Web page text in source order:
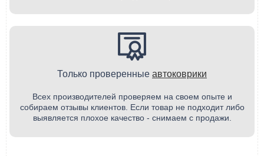
Только проверенные автоковрики
Всех производителей проверяем на своем опыте и
собираем отзывы клиентов. Если товар не подходит либо
выявляется плохое качество - снимаем с продажи.